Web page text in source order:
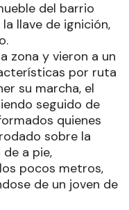
del barrio
llave de ignición,
zona y vieron a un
por ruta
su marcha, el
seguido de
quienes
sobre la
a pie,
pocos metros,
de un joven de